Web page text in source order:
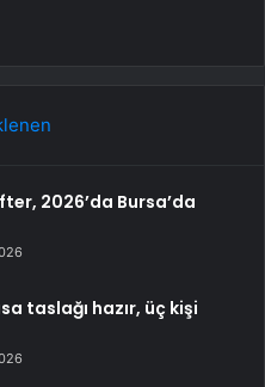
2026’da Bursa’da
taslağı hazır, üç kişi